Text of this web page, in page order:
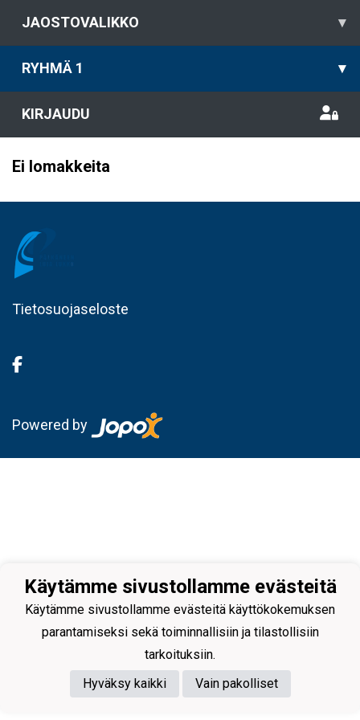
JAOSTOVALIKKO ▾
RYHMÄ 1 ▾
KIRJAUDU
Ei lomakkeita
Tietosuojaseloste
Powered by
Käytämme sivustollamme evästeitä
Käytämme sivustollamme evästeitä käyttökokemuksen
parantamiseksi sekä toiminnallisiin ja tilastollisiin
tarkoituksiin.
Hyväksy kaikki
Vain pakolliset